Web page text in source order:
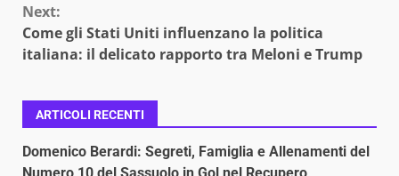
Next:
Come gli Stati Uniti influenzano la politica
italiana: il delicato rapporto tra Meloni e Trump
ARTICOLI RECENTI
Domenico Berardi: Segreti, Famiglia e Allenamenti del